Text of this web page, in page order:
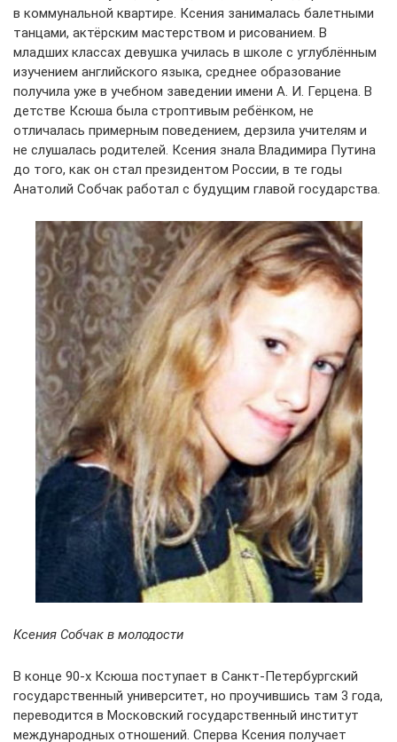
в коммунальной квартире. Ксения занималась балетными
танцами, актёрским мастерством и рисованием. В
младших классах девушка училась в школе с углублённым
изучением английского языка, среднее образование
получила уже в учебном заведении имени А. И. Герцена. В
детстве Ксюша была строптивым ребёнком, не
отличалась примерным поведением, дерзила учителям и
не слушалась родителей. Ксения знала Владимира Путина
до того, как он стал президентом России, в те годы
Анатолий Собчак работал с будущим главой государства.
Ксения Собчак в молодости
В конце 90-х Ксюша поступает в Санкт-Петербургский
государственный университет, но проучившись там 3 года,
переводится в Московский государственный институт
международных отношений. Сперва Ксения получает